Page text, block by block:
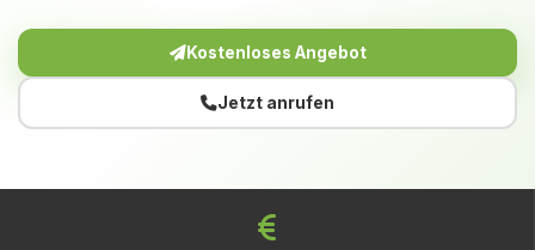
Kostenloses Angebot
Jetzt anrufen